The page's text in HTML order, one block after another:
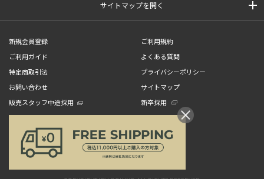
サイトマップを開く
新規会員登録
ご利用規約
ご利用ガイド
よくある質問
特定商取引法
プライバシーポリシー
お問い合わせ
サイトマップ
販売スタッフ中途採用
新卒採用